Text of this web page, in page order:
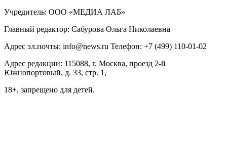
Учредитель: ООО «МЕДИА ЛАБ»
Главный редактор: Сабурова Ольга Николаевна
Адрес эл.почты: info@news.ru Телефон: +7 (499) 110-01-02
Адрес редакции: 115088, г. Москва, проезд 2-й
Южнопортовый, д. 33, стр. 1,
18+, запрещено для детей.